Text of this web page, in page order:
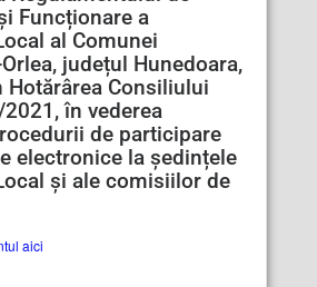
Funcționare a
al Comunei
județul Hunedoara,
Hotărârea Consiliului
în vederea
de participare
electronice la ședințele
și ale comisiilor de
aici